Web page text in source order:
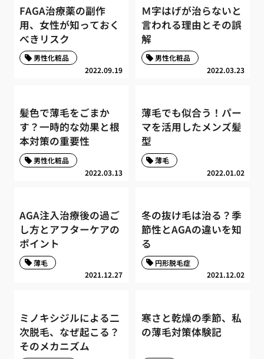
FAGA治療薬の副作
用、女性が知っておく
べきリスク
2022.09.19
男性化粧品
Ｍ字はげが治らないと
言われる理由とその誤
解
2022.03.23
男性化粧品
髪色で薄毛をごまか
す？一時的な効果と根
本対策の重要性
2022.03.13
男性化粧品
薄毛でも似合う！パー
マを活用したメンズ髪
型
2022.01.02
薄毛
AGA注入治療後の過ご
し方とアフターケアの
ポイント
2021.12.27
薄毛
冬の抜け毛は治る？季
節性とAGAの違いを知
る
2021.12.02
円形脱毛症
ミノキシジルによる二
次脱毛、なぜ起こる？
そのメカニズム
寒さと乾燥の季節、私
の薄毛対策体験記